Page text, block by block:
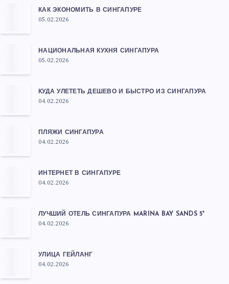
КАК ЭКОНОМИТЬ В СИНГАПУРЕ
05.02.2026
НАЦИОНАЛЬНАЯ КУХНЯ СИНГАПУРА
05.02.2026
КУДА УЛЕТЕТЬ ДЕШЕВО И БЫСТРО ИЗ СИНГАПУРА
04.02.2026
ПЛЯЖИ СИНГАПУРА
04.02.2026
ИНТЕРНЕТ В СИНГАПУРЕ
04.02.2026
ЛУЧШИЙ ОТЕЛЬ СИНГАПУРА MARINA BAY SANDS 5*
04.02.2026
УЛИЦА ГЕЙЛАНГ
04.02.2026